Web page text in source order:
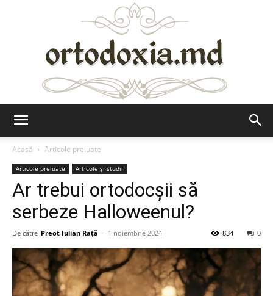
Acasă
Articole preluate
Articole preluate Articole şi studii
Ar trebui ortodocşii să
serbeze Halloweenul?
De către Preot Iulian Raţă - 1 noiembrie 2024 0
834